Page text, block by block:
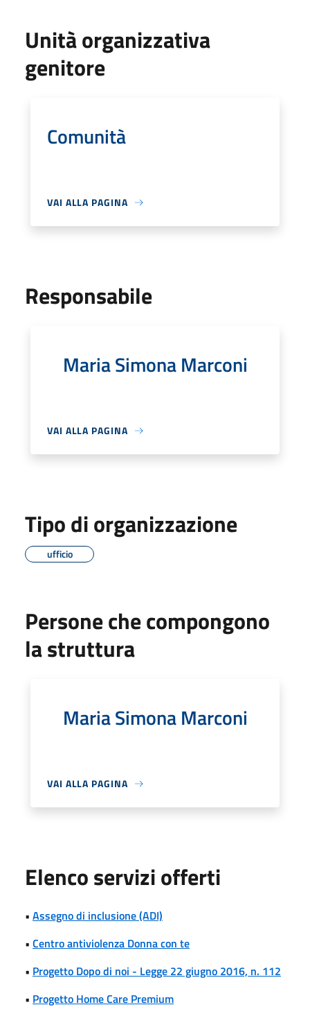
Unità organizzativa
genitore
Comunità
VAI ALLA PAGINA
Responsabile
Maria Simona Marconi
VAI ALLA PAGINA
Tipo di organizzazione
ufficio
Persone che compongono
la struttura
Maria Simona Marconi
VAI ALLA PAGINA
Elenco servizi offerti
• Assegno di inclusione (ADI)
• Centro antiviolenza Donna con te
• Progetto Dopo di noi - Legge 22 giugno 2016, n. 112
• Progetto Home Care Premium